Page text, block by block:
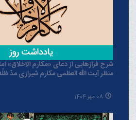
شرح فرازهایی از دعای «مکارم الاخلاق»
منظر آیت الله العظمی مکارم شیرازی مدّ
08 مهر 1404